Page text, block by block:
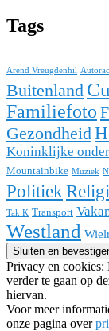
Tags
Arend Vreugdenhil
Buitenland
Familiefoto
Gezondheid
Koninklijke
Mountainbike Muziek
Politiek
Tak K Transport
Westland
Privacy en cookies:
verder te gaan op
hiervan.
Voor meer
onze pagina over